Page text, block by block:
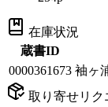
在庫状況
蔵書ID
0000361673 袖ヶ
取り寄せリク